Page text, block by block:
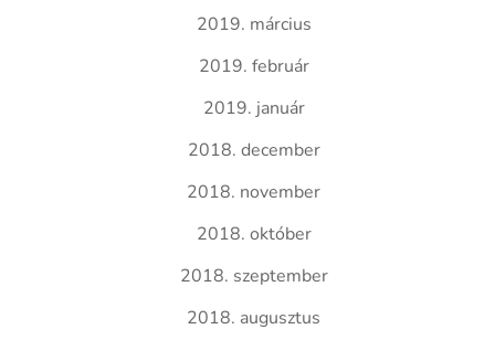
2019. március
2019. február
2019. január
2018. december
2018. november
2018. október
2018. szeptember
2018. augusztus